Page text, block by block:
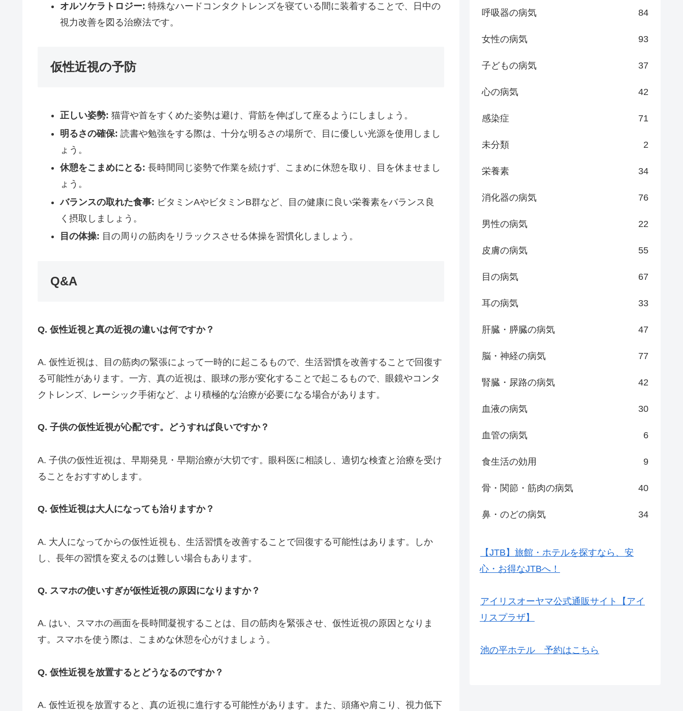
オルソケラトロジー: 特殊なハードコンタクトレンズを寝ている間に装着することで、日中の
視力改善を図る治療法です。
仮性近視の予防
正しい姿勢: 猫背や首をすくめた姿勢は避け、背筋を伸ばして座るようにしましょう。
明るさの確保: 読書や勉強をする際は、十分な明るさの場所で、目に優しい光源を使用しまし
ょう。
休憩をこまめにとる: 長時間同じ姿勢で作業を続けず、こまめに休憩を取り、目を休ませまし
ょう。
バランスの取れた食事: ビタミンAやビタミンB群など、目の健康に良い栄養素をバランス良
く摂取しましょう。
目の体操: 目の周りの筋肉をリラックスさせる体操を習慣化しましょう。
Q&A
Q. 仮性近視と真の近視の違いは何ですか？
A. 仮性近視は、目の筋肉の緊張によって一時的に起こるもので、生活習慣を改善することで回復す
る可能性があります。一方、真の近視は、眼球の形が変化することで起こるもので、眼鏡やコンタ
クトレンズ、レーシック手術など、より積極的な治療が必要になる場合があります。
Q. 子供の仮性近視が心配です。どうすれば良いですか？
A. 子供の仮性近視は、早期発見・早期治療が大切です。眼科医に相談し、適切な検査と治療を受け
ることをおすすめします。
Q. 仮性近視は大人になっても治りますか？
A. 大人になってからの仮性近視も、生活習慣を改善することで回復する可能性はあります。しか
し、長年の習慣を変えるのは難しい場合もあります。
Q. スマホの使いすぎが仮性近視の原因になりますか？
A. はい、スマホの画面を長時間凝視することは、目の筋肉を緊張させ、仮性近視の原因となりま
す。スマホを使う際は、こまめな休憩を心がけましょう。
Q. 仮性近視を放置するとどうなるのですか？
A. 仮性近視を放置すると、真の近視に進行する可能性があります。また、頭痛や肩こり、視力低下
呼吸器の病気 84
女性の病気 93
子どもの病気 37
心の病気 42
感染症 71
未分類 2
栄養素 34
消化器の病気 76
男性の病気 22
皮膚の病気 55
目の病気 67
耳の病気 33
肝臓・膵臓の病気 47
脳・神経の病気 77
腎臓・尿路の病気 42
血液の病気 30
血管の病気 6
食生活の効用 9
骨・関節・筋肉の病気 40
鼻・のどの病気 34
【JTB】旅館・ホテルを探すなら、安
心・お得なJTBへ！
アイリスオーヤマ公式通販サイト【アイ
リスプラザ】
池の平ホテル 予約はこちら